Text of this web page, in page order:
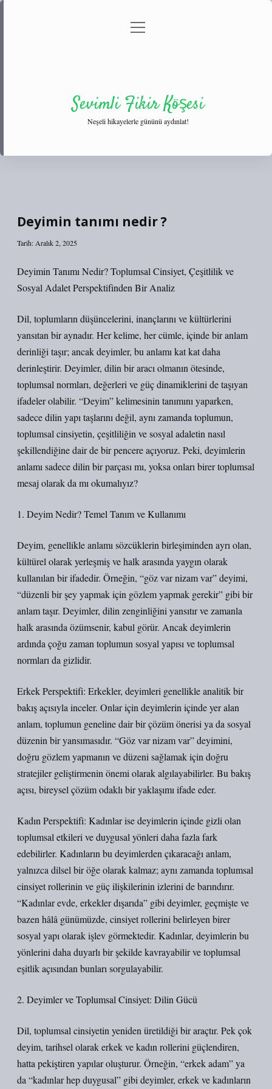
Gizlilik Politikası
menüyü
Sevimli Fikir Köşesi
Neşeli hikayelerle gününü aydınlat!
Deyimin tanımı nedir ?
Tarih: Aralık 2, 2025
Deyimin Tanımı Nedir? Toplumsal Cinsiyet, Çeşitlilik ve
Sosyal Adalet Perspektifinden Bir Analiz
Dil, toplumların düşüncelerini, inançlarını ve kültürlerini
yansıtan bir aynadır. Her kelime, her cümle, içinde bir anlam
derinliği taşır; ancak deyimler, bu anlamı kat kat daha
derinleştirir. Deyimler, dilin bir aracı olmanın ötesinde,
toplumsal normları, değerleri ve güç dinamiklerini de taşıyan
ifadeler olabilir. “Deyim” kelimesinin tanımını yaparken,
sadece dilin yapı taşlarını değil, aynı zamanda toplumun,
toplumsal cinsiyetin, çeşitliliğin ve sosyal adaletin nasıl
şekillendiğine dair de bir pencere açıyoruz. Peki, deyimlerin
anlamı sadece dilin bir parçası mı, yoksa onları birer toplumsal
mesaj olarak da mı okumalıyız?
1. Deyim Nedir? Temel Tanım ve Kullanımı
Deyim, genellikle anlamı sözcüklerin birleşiminden ayrı olan,
kültürel olarak yerleşmiş ve halk arasında yaygın olarak
kullanılan bir ifadedir. Örneğin, “göz var nizam var” deyimi,
“düzenli bir şey yapmak için gözlem yapmak gerekir” gibi bir
anlam taşır. Deyimler, dilin zenginliğini yansıtır ve zamanla
halk arasında özümsenir, kabul görür. Ancak deyimlerin
ardında çoğu zaman toplumun sosyal yapısı ve toplumsal
normları da gizlidir.
Erkek Perspektifi: Erkekler, deyimleri genellikle analitik bir
bakış açısıyla inceler. Onlar için deyimlerin içinde yer alan
anlam, toplumun geneline dair bir çözüm önerisi ya da sosyal
düzenin bir yansımasıdır. “Göz var nizam var” deyimini,
doğru gözlem yapmanın ve düzeni sağlamak için doğru
stratejiler geliştirmenin önemi olarak algılayabilirler. Bu bakış
açısı, bireysel çözüm odaklı bir yaklaşımı ifade eder.
Kadın Perspektifi: Kadınlar ise deyimlerin içinde gizli olan
toplumsal etkileri ve duygusal yönleri daha fazla fark
edebilirler. Kadınların bu deyimlerden çıkaracağı anlam,
yalnızca dilsel bir öğe olarak kalmaz; aynı zamanda toplumsal
cinsiyet rollerinin ve güç ilişkilerinin izlerini de barındırır.
“Kadınlar evde, erkekler dışarıda” gibi deyimler, geçmişte ve
bazen hâlâ günümüzde, cinsiyet rollerini belirleyen birer
sosyal yapı olarak işlev görmektedir. Kadınlar, deyimlerin bu
yönlerini daha duyarlı bir şekilde kavrayabilir ve toplumsal
eşitlik açısından bunları sorgulayabilir.
2. Deyimler ve Toplumsal Cinsiyet: Dilin Gücü
Dil, toplumsal cinsiyetin yeniden üretildiği bir araçtır. Pek çok
deyim, tarihsel olarak erkek ve kadın rollerini güçlendiren,
hatta pekiştiren yapılar oluşturur. Örneğin, “erkek adam” ya
da “kadınlar hep duygusal” gibi deyimler, erkek ve kadınların